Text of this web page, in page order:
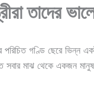
তাদের
পরিচিত গণ্ডি ছেরে ভিন্ন
মাঝ থেকে একজন